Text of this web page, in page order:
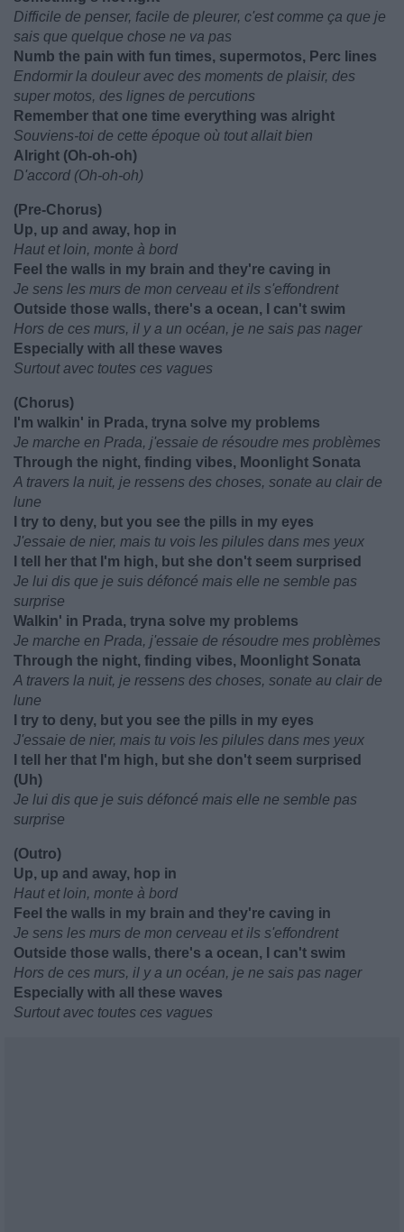
Difficile de penser, facile de pleurer, c'est comme ça que je
sais que quelque chose ne va pas
Numb the pain with fun times, supermotos, Perc lines
Endormir la douleur avec des moments de plaisir, des
super motos, des lignes de percutions
Remember that one time everything was alright
Souviens-toi de cette époque où tout allait bien
Alright (Oh-oh-oh)
D'accord (Oh-oh-oh)
(Pre-Chorus)
Up, up and away, hop in
Haut et loin, monte à bord
Feel the walls in my brain and they're caving in
Je sens les murs de mon cerveau et ils s'effondrent
Outside those walls, there's a ocean, I can't swim
Hors de ces murs, il y a un océan, je ne sais pas nager
Especially with all these waves
Surtout avec toutes ces vagues
(Chorus)
I'm walkin' in Prada, tryna solve my problems
Je marche en Prada, j'essaie de résoudre mes problèmes
Through the night, finding vibes, Moonlight Sonata
A travers la nuit, je ressens des choses, sonate au clair de
lune
I try to deny, but you see the pills in my eyes
J'essaie de nier, mais tu vois les pilules dans mes yeux
I tell her that I'm high, but she don't seem surprised
Je lui dis que je suis défoncé mais elle ne semble pas
surprise
Walkin' in Prada, tryna solve my problems
Je marche en Prada, j'essaie de résoudre mes problèmes
Through the night, finding vibes, Moonlight Sonata
A travers la nuit, je ressens des choses, sonate au clair de
lune
I try to deny, but you see the pills in my eyes
J'essaie de nier, mais tu vois les pilules dans mes yeux
I tell her that I'm high, but she don't seem surprised
(Uh)
Je lui dis que je suis défoncé mais elle ne semble pas
surprise
(Outro)
Up, up and away, hop in
Haut et loin, monte à bord
Feel the walls in my brain and they're caving in
Je sens les murs de mon cerveau et ils s'effondrent
Outside those walls, there's a ocean, I can't swim
Hors de ces murs, il y a un océan, je ne sais pas nager
Especially with all these waves
Surtout avec toutes ces vagues